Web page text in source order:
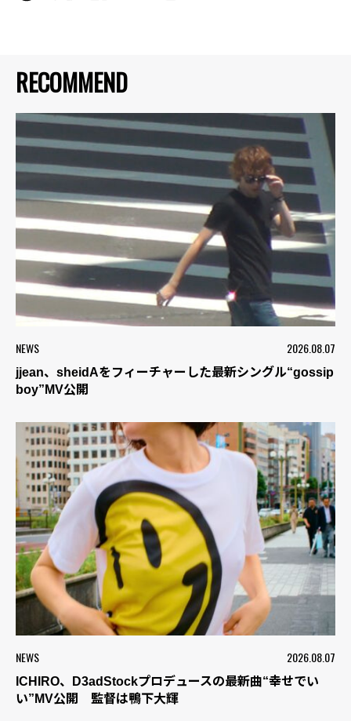
RECOMMEND
NEWS 2026.08.07
jjean、sheidAをフィーチャーした最新シングル“gossip
boy”MV公開
NEWS 2026.08.07
ICHIRO、D3adStockプロデュースの最新曲“幸せでい
い”MV公開 監督は鴨下大輝